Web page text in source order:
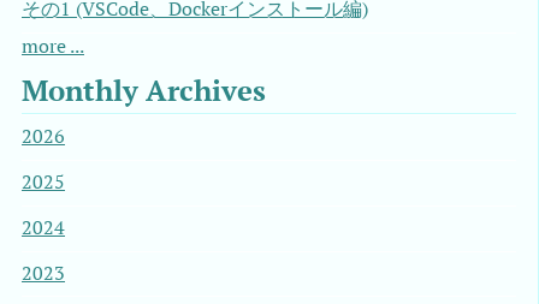
その1 (VSCode、Dockerインストール編)
more ...
Monthly Archives
2026
2025
2024
2023